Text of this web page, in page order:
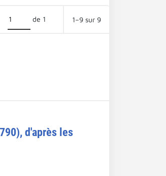
de 1 1–9 sur 9
d'après les